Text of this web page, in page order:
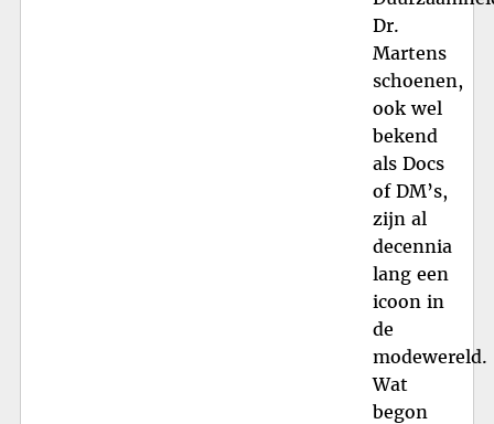
Dr.
Martens
schoenen,
ook wel
bekend
als Docs
of DM’s,
zijn al
decennia
lang een
icoon in
de
modewereld.
Wat
begon